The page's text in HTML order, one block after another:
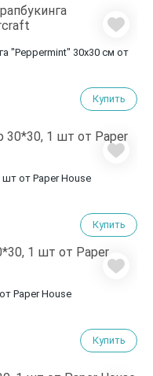
"Peppermint" 30х30 см от
Купить
от Paper House
Купить
Paper House
Купить